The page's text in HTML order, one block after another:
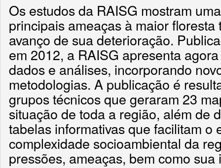
Os estudos da RAISG mostram
principais ameaças à maior
avanço de sua deterioração.
em 2012, a RAISG apresenta
dados e análises, incorporando
metodologias. A publicação é
grupos técnicos que geraram 23
situação de toda a região, além de
tabelas informativas que facilitam o
complexidade socioambiental da
pressões, ameaças, bem como